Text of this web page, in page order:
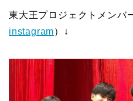
東大王プロジェクトメンバ
instagram）↓